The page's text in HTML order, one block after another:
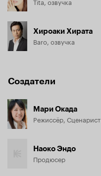
Хироаки Хирата
Baro, озвучка
Создатели
Мари Окада
Режиссёр, Сценарист
Наоко Эндо
Продюсер